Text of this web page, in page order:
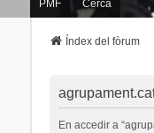
PMF Cerca
Índex del fòrum
En accedir a